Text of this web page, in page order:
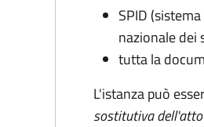
SPID
nazionale dei
tutta la
L'istanza può
sostitutiva